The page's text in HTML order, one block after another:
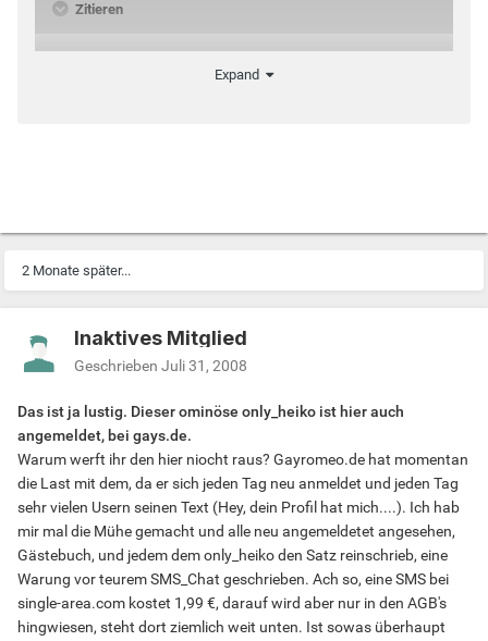
Zitieren
Echt nervig...
Also im Profil selbst finde ich das nicht schlimm...zumal ja
auch oft die Eingabe dafür vorhanden ist. Auch in den (so
wie bei mir hier) Signaturen finde ich das noch okay. Bleibt
ja jedem selbst überlassen, ob er/sie klickt oder nicht.
Wenn man aber auch noch PM erhält, wo nichts anderes
drin steht, als "besuche mich auf http://www.blablabla.de
und kilcke dort auf "Tingeltangel" um mit mir Kontakt
aufzunehmen...", dann ist das nervig! Aber richtig nervig!
Expand
2 Monate später...
Inaktives Mitglied
Geschrieben Juli 31, 2008
Das ist ja lustig. Dieser ominöse only_heiko ist hier auch
angemeldet, bei gays.de.
Warum werft ihr den hier niocht raus? Gayromeo.de hat momentan
die Last mit dem, da er sich jeden Tag neu anmeldet und jeden Tag
sehr vielen Usern seinen Text (Hey, dein Profil hat mich....). Ich hab
mir mal die Mühe gemacht und alle neu angemeldetet angesehen,
Gästebuch, und jedem dem only_heiko den Satz reinschrieb, eine
Warung vor teurem SMS_Chat geschrieben. Ach so, eine SMS bei
single-area.com kostet 1,99 €, darauf wird aber nur in den AGB's
hingwiesen, steht dort ziemlich weit unten. Ist sowas überhaupt